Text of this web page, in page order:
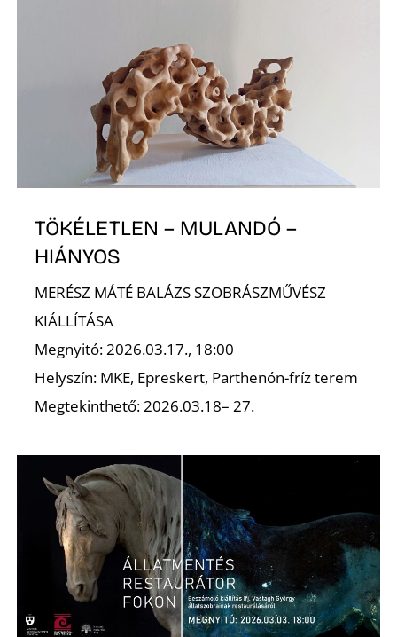
TÖKÉLETLEN – MULANDÓ –
HIÁNYOS
MERÉSZ MÁTÉ BALÁZS SZOBRÁSZMŰVÉSZ
KIÁLLÍTÁSA
Megnyitó: 2026.03.17., 18:00
Helyszín: MKE, Epreskert, Parthenón-fríz terem
Megtekinthető: 2026.03.18– 27.